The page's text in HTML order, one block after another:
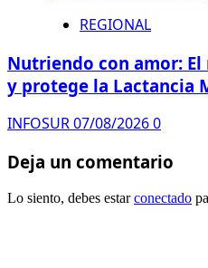
REGIONAL
Nutriendo con amor:
y protege la Lactancia
INFOSUR07/08/20260
Deja un comentario
Lo siento, debes estarconectado